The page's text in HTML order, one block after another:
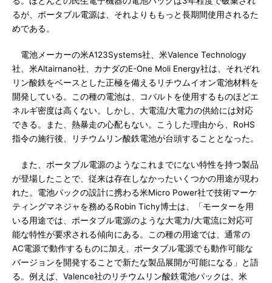
るが、ポータブル電源は、それよりももっと長期間使用されるた
めである。
電池メーカーの米A123Systems社、米Valence Technology
社、米Altairnano社、カナダのE-One Moli Energy社は、それぞれ
リン酸鉄をベースとした正極を備えるリチウムイオン電池材料を
開発している。この種の電池は、コバルトを使用するものほどエ
ネルギ密度は高くない。しかし、大電流/大電力の供給には対応
できる。また、熱暴走の心配もない。こうした理由から、RoHS
指令の施行後、リチウムリン酸鉄電池が台頭することとなった。
また、ポータブル電源のようなこれまでにない特性を持つ製品
が登場したことで、従来は存在しなかったいくつかの用途が現わ
れた。電池パックの設計に携わる米Micro Power社で技術マーケ
ティングマネジャを務めるRobin Tichy博士は、「モーターを用
いる用途では、ポータブル電源のような大電力/大電流に対応可
能な特性が要求される傾向にある。この種の用途では、通常の
AC電源で動作するものに加え、ポータブル電源でも動作可能な
バージョンを開発することで新たな製品展開が可能になる」と語
る。例えば、Valence社のリチウムリン酸鉄電池パックは、米